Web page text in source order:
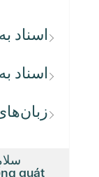
اسناد
اسناد
quát